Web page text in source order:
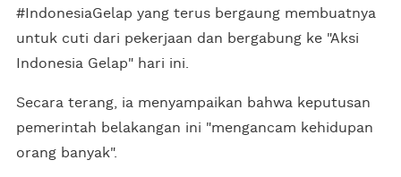
#IndonesiaGelap yang terus bergaung membuatnya
untuk cuti dari pekerjaan dan bergabung ke "Aksi
Indonesia Gelap" hari ini.
Secara terang, ia menyampaikan bahwa keputusan
pemerintah belakangan ini "mengancam kehidupan
orang banyak".